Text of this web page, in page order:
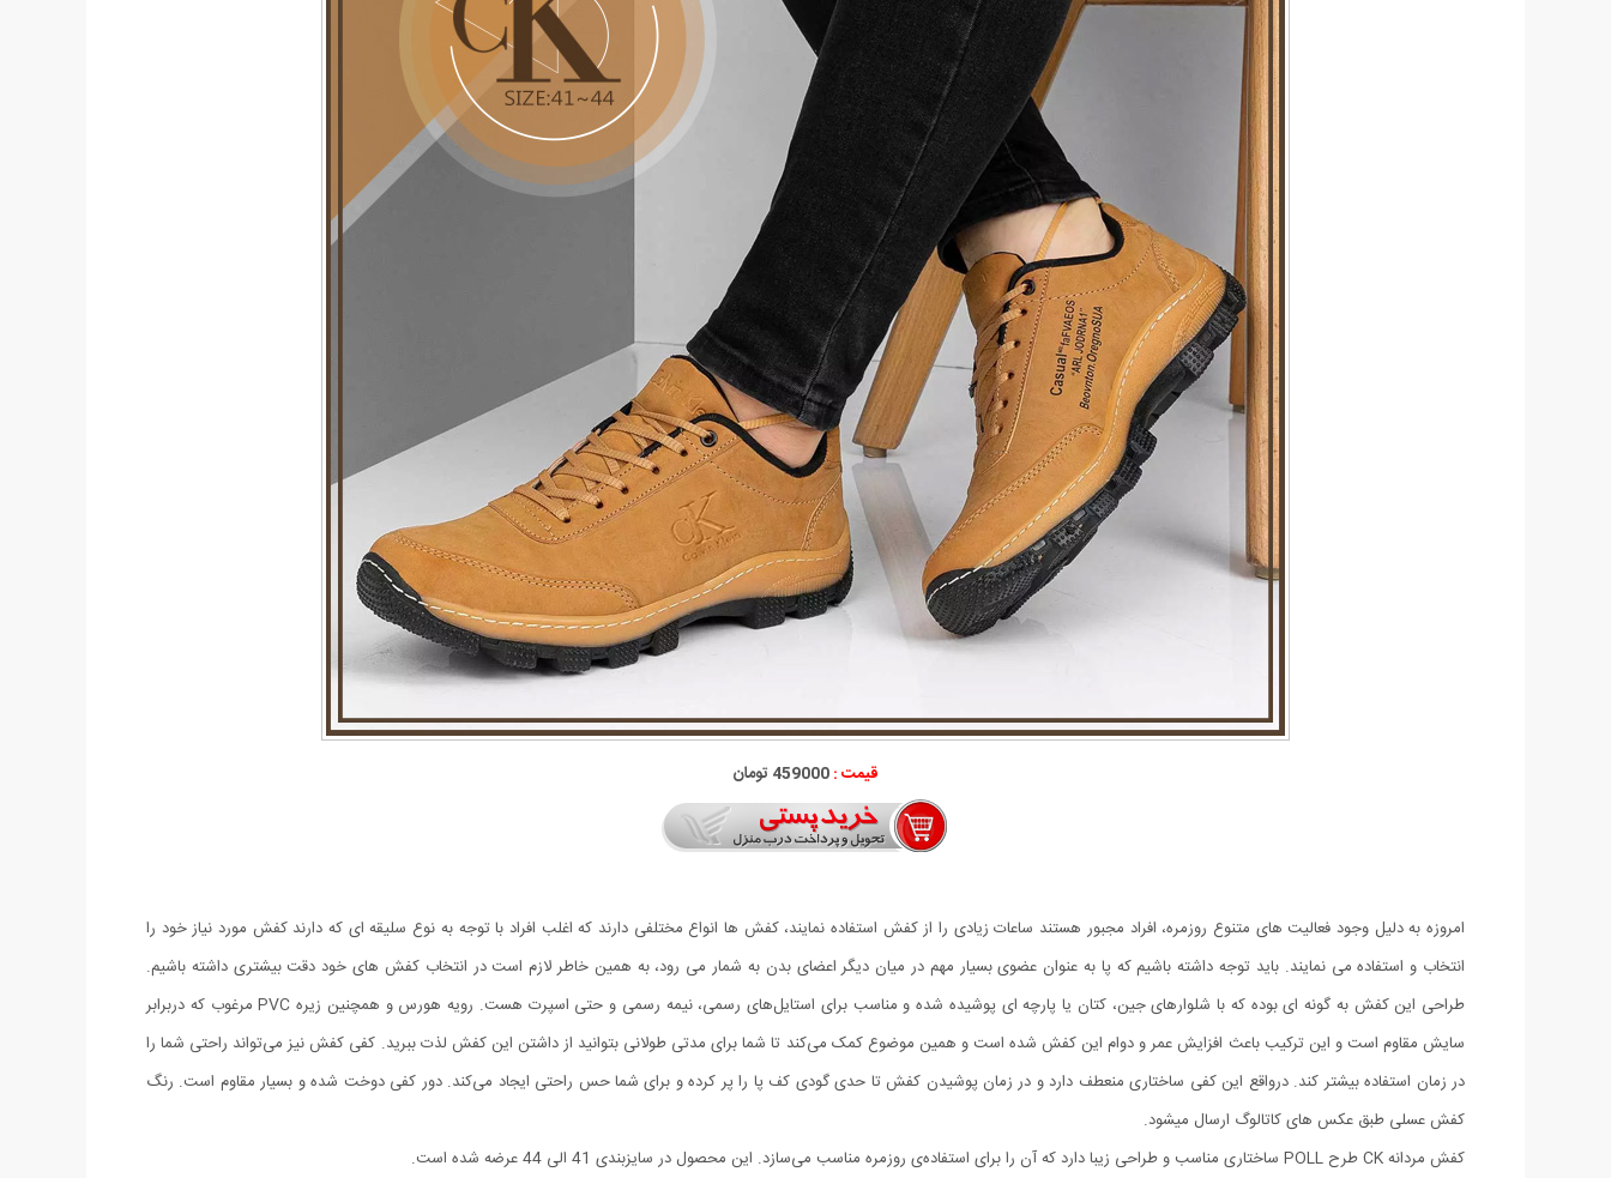
قیمت :459000 تومان
امروزه به دلیل وجود فعالیت های متنوع روزمره، افراد مجبور هستند ساعات زیادی را از کفش استفاده نمایند، کفش ها انواع مختلفی دارند که اغلب افراد با توجه به نوع سلیقه ای که دارند کفش مورد نیاز خود را
انتخاب و استفاده می نمایند. باید توجه داشته باشیم که پا به عنوان عضوی بسیار مهم در میان دیگر اعضای بدن به شمار می رود، به همین خاطر لازم است در انتخاب کفش های خود دقت بیشتری داشته باشیم.
طراحی این کفش به گونه ای بوده که با شلوارهای جین، کتان یا پارچه ای پوشیده شده و مناسب برای استایل‌های رسمی، نیمه رسمی و حتی اسپرت هست. رویه هورس و همچنین زیره‌ PVC مرغوب که دربرابر
سایش مقاوم است و این ترکیب باعث افزایش عمر و دوام این کفش شده است و همین موضوع کمک می‌کند تا شما برای مدتی طولانی بتوانید از داشتن این کفش لذت ببرید. کفی کفش نیز می‌تواند راحتی شما را
در زمان استفاده بیشتر کند. درواقع این کفی ساختاری منعطف دارد و در زمان پوشیدن کفش تا حدی گودی کف پا را پر کرده و برای شما حس راحتی ایجاد می‌کند. دور کفی دوخت شده و بسیار مقاوم است. رنگ
کفش عسلی طبق عکس های کاتالوگ ارسال میشود.
کفش مردانه CK طرح POLL ساختاری مناسب و طراحی زیبا دارد که آن را برای استفاده‌ی روزمره مناسب می‌سازد. این محصول در سایزبندی 41 الی 44 عرضه شده است.